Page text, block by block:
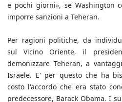
e pochi giorni», se Washington
imporre sanzioni a Teheran.
Per ragioni politiche, da
sul Vicino Oriente, il
demonizzare Teheran, a
Israele. E' per questo che ha
costo l'accordo che era stato
predecessore, Barack Obama. I